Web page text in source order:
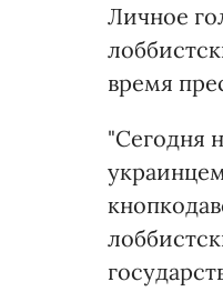
Личное
время
"Сегодня